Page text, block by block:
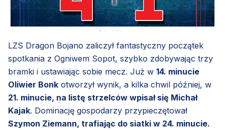
LZS Dragon Bojano zaliczył fantastyczny początek
spotkania z Ogniwem Sopot, szybko zdobywając trzy
bramki i ustawiając sobie mecz. Już w 14. minucie
Oliwier Bonk otworzył wynik, a kilka chwil później, w
21. minucie, na listę strzelców wpisał się Michał
Kajak. Dominację gospodarzy przypieczętował
Szymon Ziemann, trafiając do siatki w 24. minucie.